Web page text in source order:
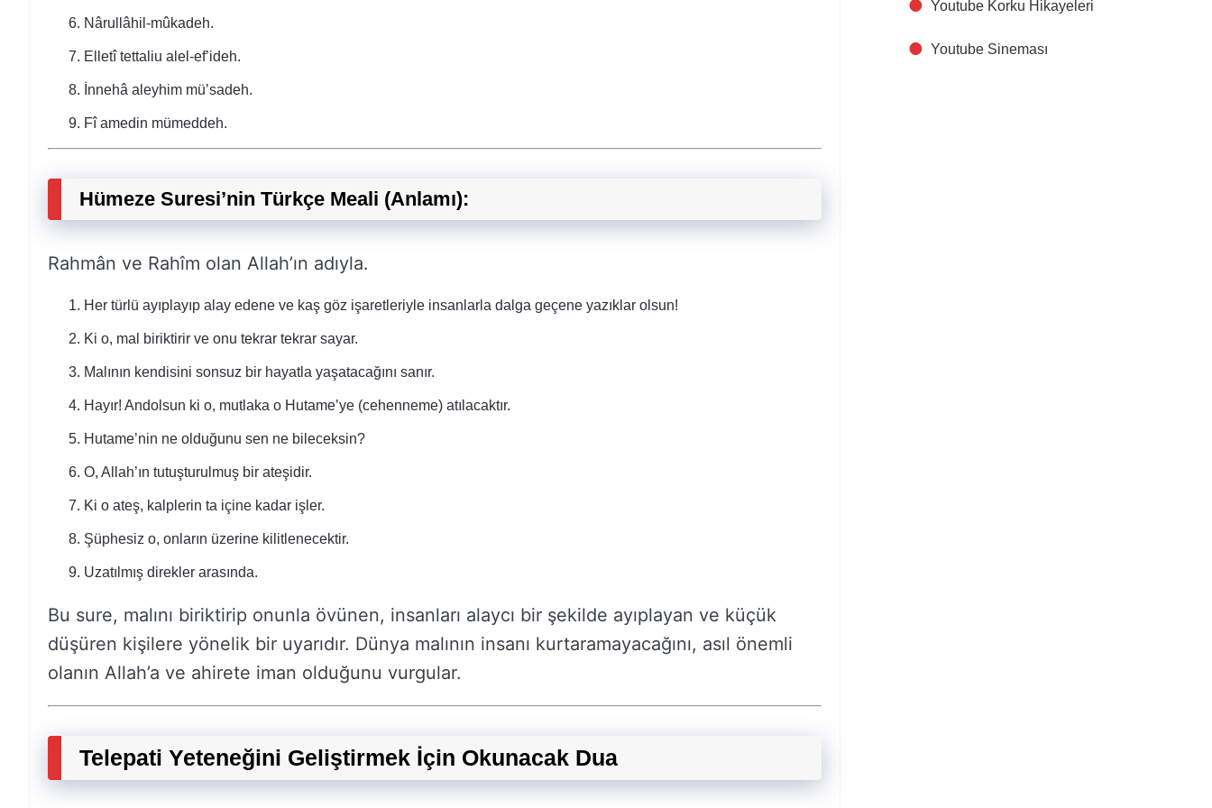
Nârullâhil-mûkadeh.
Elletî tettaliu alel-ef’ideh.
İnnehâ aleyhim mü’sadeh.
Fî amedin mümeddeh.
Hümeze Suresi’nin Türkçe Meali (Anlamı):
Rahmân ve Rahîm olan Allah’ın adıyla.
Her türlü ayıplayıp alay edene ve kaş göz işaretleriyle insanlarla dalga geçene yazıklar olsun!
Ki o, mal biriktirir ve onu tekrar tekrar sayar.
Malının kendisini sonsuz bir hayatla yaşatacağını sanır.
Hayır! Andolsun ki o, mutlaka o Hutame’ye (cehenneme) atılacaktır.
Hutame’nin ne olduğunu sen ne bileceksin?
O, Allah’ın tutuşturulmuş bir ateşidir.
Ki o ateş, kalplerin ta içine kadar işler.
Şüphesiz o, onların üzerine kilitlenecektir.
Uzatılmış direkler arasında.
Bu sure, malını biriktirip onunla övünen, insanları alaycı bir şekilde ayıplayan ve küçük
düşüren kişilere yönelik bir uyarıdır. Dünya malının insanı kurtaramayacağını, asıl önemli
olanın Allah’a ve ahirete iman olduğunu vurgular.
Telepati Yeteneğini Geliştirmek İçin Okunacak Dua
Youtube Korku Hikayeleri
Youtube Sineması